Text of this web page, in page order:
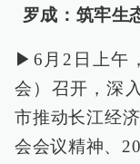
罗成：筑牢生
▶6月2日上午
会）召开，深
市推动长江经
会会议精神、